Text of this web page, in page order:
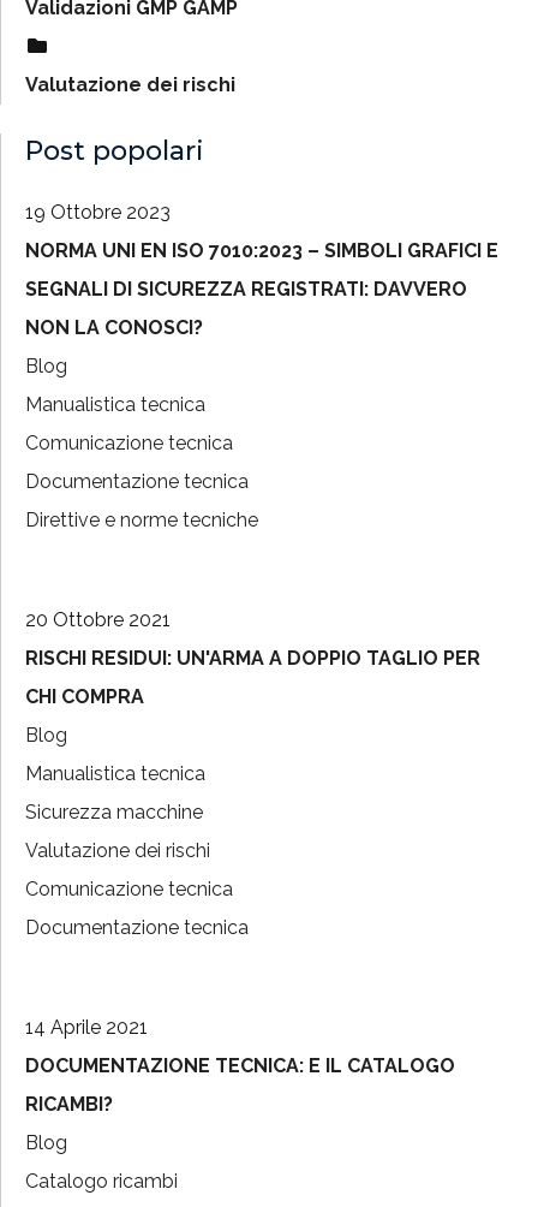
Validazioni GMP GAMP
Valutazione dei rischi
Post popolari
19 Ottobre 2023
NORMA UNI EN ISO 7010:2023 – SIMBOLI GRAFICI E
SEGNALI DI SICUREZZA REGISTRATI: DAVVERO
NON LA CONOSCI?
Blog
Manualistica tecnica
Comunicazione tecnica
Documentazione tecnica
Direttive e norme tecniche
20 Ottobre 2021
RISCHI RESIDUI: UN'ARMA A DOPPIO TAGLIO PER
CHI COMPRA
Blog
Manualistica tecnica
Sicurezza macchine
Valutazione dei rischi
Comunicazione tecnica
Documentazione tecnica
14 Aprile 2021
DOCUMENTAZIONE TECNICA: E IL CATALOGO
RICAMBI?
Blog
Catalogo ricambi